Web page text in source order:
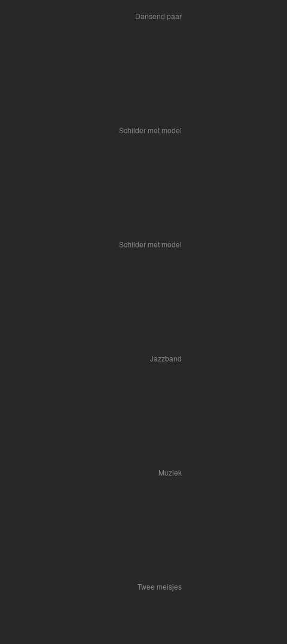
Dansend paar
Schilder met model
Schilder met model
Jazzband
Muziek
Twee meisjes